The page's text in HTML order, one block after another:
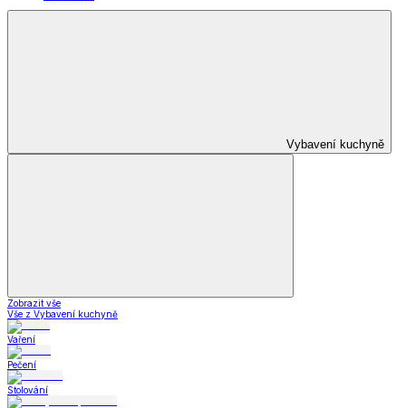
Vybavení kuchyně
Zobrazit vše
Vše z Vybavení kuchyně
Vaření
Pečení
Stolování